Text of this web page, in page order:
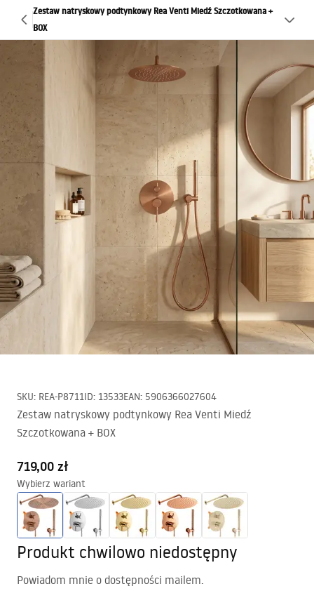
Zestaw natryskowy podtynkowy Rea Venti Miedź Szczotkowana +
BOX
SKU: REA-P8711ID: 13533EAN: 5906366027604
Zestaw natryskowy podtynkowy Rea Venti Miedź
Szczotkowana + BOX
719,00 zł
Wybierz wariant
Produkt chwilowo niedostępny
Powiadom mnie o dostępności mailem.